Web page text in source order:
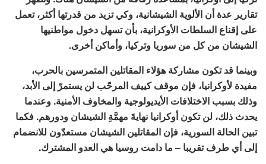
تقارير عدة أن الألوية الشيشانية، وكي تزيد من قدرتها أكثر، تعمل
على إقناع السلطات الأوكرانية، بأن تسهل دخول مواطنيها
الشيشان من كل من سوريا وتركيا، وأماكن أخرى.
وبينما قد تكون مشاركة هؤلاء المقاتلين المتمرسين بالحرب،
مفيدة لأوكرانيا، فإن موقف كييف المرحّب لن يستمرّ إلى الأبد،
وذلك بسبب الاختلافات الأيديولوجية والمخاوف الأمنية. وعندما
يحدث ذلك، لن تكون أوكرانيا نهايةَ مهمَّةِ الشيشان ودورهم. فكما
تبين الحالة السورية، فإن المقاتلين الشيشان مستعدّون للانضمام
إلى أي طرف تقريبا – ما دامت روسيا هي العدو المشترك.